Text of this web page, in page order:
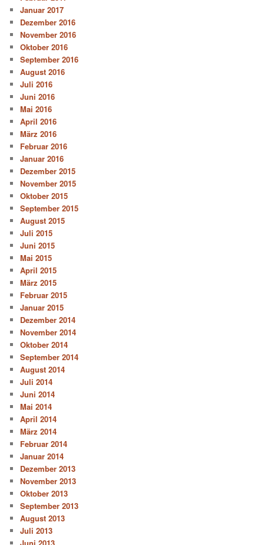
Januar 2017
Dezember 2016
November 2016
Oktober 2016
September 2016
August 2016
Juli 2016
Juni 2016
Mai 2016
April 2016
März 2016
Februar 2016
Januar 2016
Dezember 2015
November 2015
Oktober 2015
September 2015
August 2015
Juli 2015
Juni 2015
Mai 2015
April 2015
März 2015
Februar 2015
Januar 2015
Dezember 2014
November 2014
Oktober 2014
September 2014
August 2014
Juli 2014
Juni 2014
Mai 2014
April 2014
März 2014
Februar 2014
Januar 2014
Dezember 2013
November 2013
Oktober 2013
September 2013
August 2013
Juli 2013